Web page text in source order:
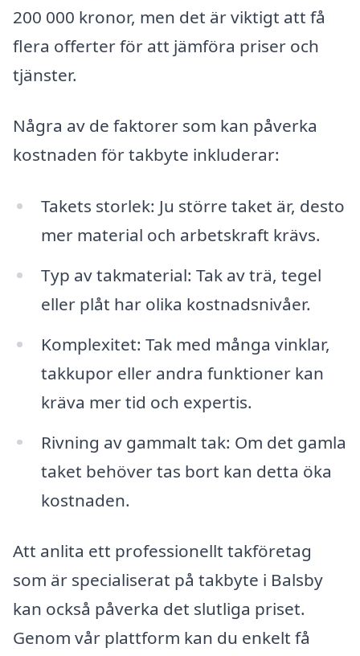
200 000 kronor, men det är viktigt att få
flera offerter för att jämföra priser och
tjänster.
Några av de faktorer som kan påverka
kostnaden för takbyte inkluderar:
Takets storlek: Ju större taket är, desto
mer material och arbetskraft krävs.
Typ av takmaterial: Tak av trä, tegel
eller plåt har olika kostnadsnivåer.
Komplexitet: Tak med många vinklar,
takkupor eller andra funktioner kan
kräva mer tid och expertis.
Rivning av gammalt tak: Om det gamla
taket behöver tas bort kan detta öka
kostnaden.
Att anlita ett professionellt takföretag
som är specialiserat på takbyte i Balsby
kan också påverka det slutliga priset.
Genom vår plattform kan du enkelt få